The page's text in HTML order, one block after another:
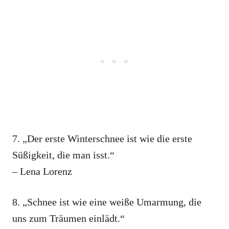
7. „Der erste Winterschnee ist wie die erste
Süßigkeit, die man isst.“
– Lena Lorenz
8. „Schnee ist wie eine weiße Umarmung, die
uns zum Träumen einlädt.“